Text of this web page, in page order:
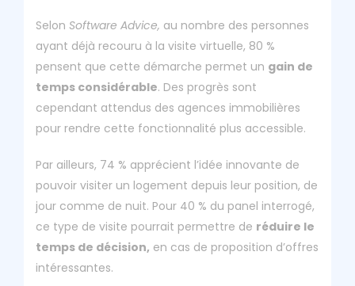
Selon Software Advice, au nombre des personnes
ayant déjà recouru à la visite virtuelle, 80 %
pensent que cette démarche permet un gain de
temps considérable. Des progrès sont
cependant attendus des agences immobilières
pour rendre cette fonctionnalité plus accessible.
Par ailleurs, 74 % apprécient l’idée innovante de
pouvoir visiter un logement depuis leur position, de
jour comme de nuit. Pour 40 % du panel interrogé,
ce type de visite pourrait permettre de réduire le
temps de décision, en cas de proposition d’offres
intéressantes.